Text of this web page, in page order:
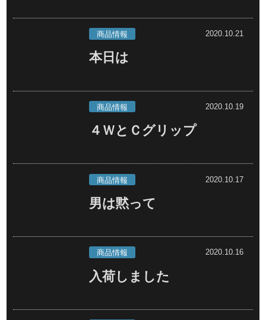
2020.10.21
商品情報
本日は
2020.10.19
商品情報
４ＷとＣグリップ
2020.10.17
商品情報
男は黙って
2020.10.16
商品情報
入荷しました